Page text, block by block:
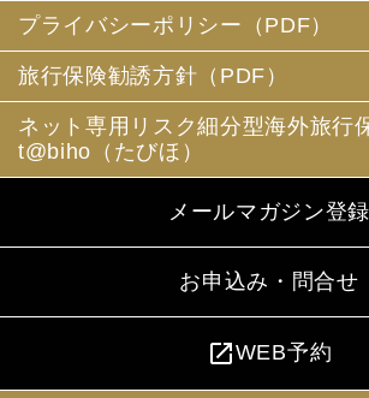
プライバシーポリシー（PDF）
旅行保険勧誘方針（PDF）
ネット専用リスク細分型海外旅行
t@biho（たびほ）
メールマガジン登録
お申込み・問合せ
open_in_newWEB予約